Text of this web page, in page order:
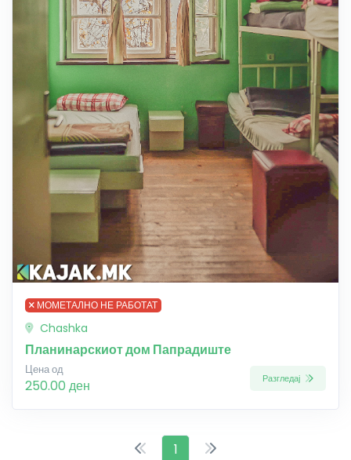
МОМЕТАЛНО НЕ РАБОТАТ
Chashka
Планинарскиот дом Папрадиште
Цена од
250.00 ден Разгледај
1